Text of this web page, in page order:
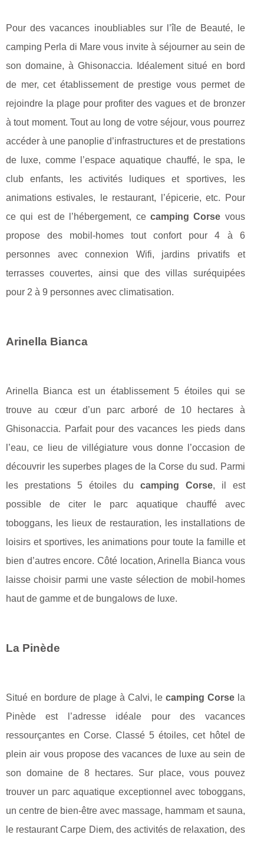
Pour des vacances inoubliables sur l’île de Beauté, le
camping Perla di Mare vous invite à séjourner au sein de
son domaine, à Ghisonaccia. Idéalement situé en bord
de mer, cet établissement de prestige vous permet de
rejoindre la plage pour profiter des vagues et de bronzer
à tout moment. Tout au long de votre séjour, vous pourrez
accéder à une panoplie d’infrastructures et de prestations
de luxe, comme l’espace aquatique chauffé, le spa, le
club enfants, les activités ludiques et sportives, les
animations estivales, le restaurant, l’épicerie, etc. Pour
ce qui est de l’hébergement, ce camping Corse vous
propose des mobil-homes tout confort pour 4 à 6
personnes avec connexion Wifi, jardins privatifs et
terrasses couvertes, ainsi que des villas suréquipées
pour 2 à 9 personnes avec climatisation.
Arinella Bianca
Arinella Bianca est un établissement 5 étoiles qui se
trouve au cœur d’un parc arboré de 10 hectares à
Ghisonaccia. Parfait pour des vacances les pieds dans
l’eau, ce lieu de villégiature vous donne l’occasion de
découvrir les superbes plages de la Corse du sud. Parmi
les prestations 5 étoiles du camping Corse, il est
possible de citer le parc aquatique chauffé avec
toboggans, les lieux de restauration, les installations de
loisirs et sportives, les animations pour toute la famille et
bien d’autres encore. Côté location, Arinella Bianca vous
laisse choisir parmi une vaste sélection de mobil-homes
haut de gamme et de bungalows de luxe.
La Pinède
Situé en bordure de plage à Calvi, le camping Corsela
Pinède est l’adresse idéale pour des vacances
ressourçantes en Corse. Classé 5 étoiles, cet hôtel de
plein air vous propose des vacances de luxe au sein de
son domaine de 8 hectares. Sur place, vous pouvez
trouver un parc aquatique exceptionnel avec toboggans,
un centre de bien-être avec massage, hammam et sauna,
le restaurant Carpe Diem, des activités de relaxation, des